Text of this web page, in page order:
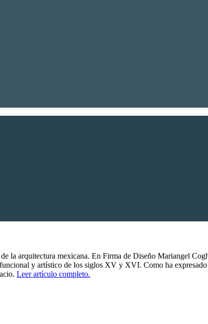
la arquitectura mexicana. En Firma de Diseño Mariangel
y artístico de los siglos XV y XVI. Como ha
Leer artículo completo.